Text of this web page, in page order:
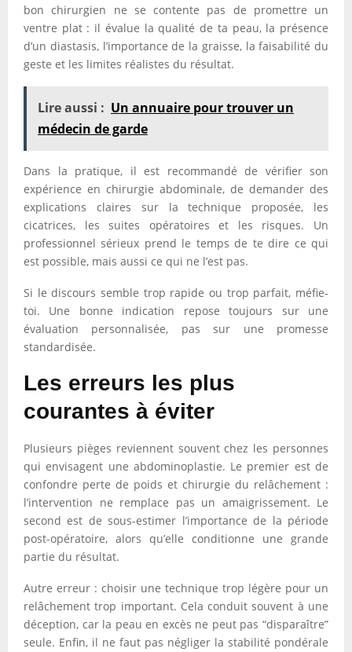
bon chirurgien ne se contente pas de promettre un
ventre plat : il évalue la qualité de ta peau, la présence
d’un diastasis, l’importance de la graisse, la faisabilité du
geste et les limites réalistes du résultat.
Lire aussi : Un annuaire pour trouver un
médecin de garde
Dans la pratique, il est recommandé de vérifier son
expérience en chirurgie abdominale, de demander des
explications claires sur la technique proposée, les
cicatrices, les suites opératoires et les risques. Un
professionnel sérieux prend le temps de te dire ce qui
est possible, mais aussi ce qui ne l’est pas.
Si le discours semble trop rapide ou trop parfait, méfie-
toi. Une bonne indication repose toujours sur une
évaluation personnalisée, pas sur une promesse
standardisée.
Les erreurs les plus
courantes à éviter
Plusieurs pièges reviennent souvent chez les personnes
qui envisagent une abdominoplastie. Le premier est de
confondre perte de poids et chirurgie du relâchement :
l’intervention ne remplace pas un amaigrissement. Le
second est de sous-estimer l’importance de la période
post-opératoire, alors qu’elle conditionne une grande
partie du résultat.
Autre erreur : choisir une technique trop légère pour un
relâchement trop important. Cela conduit souvent à une
déception, car la peau en excès ne peut pas “disparaître”
seule. Enfin, il ne faut pas négliger la stabilité pondérale